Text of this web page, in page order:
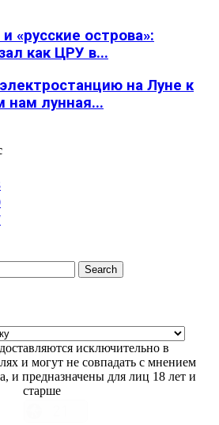
«русские острова»:
как ЦРУ в...
на Луне к
нам лунная...
Search
исключительно в
и могут не совпадать с мнением
и предназначены для лиц 18 лет и
старше